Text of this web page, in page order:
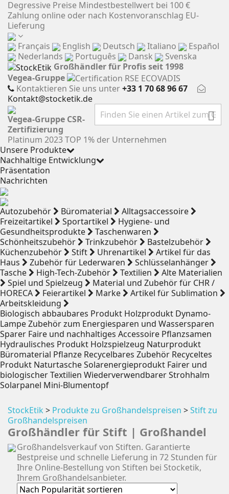
Degressive Preise Mindestbestellwert bei 100 €
Zahlung online oder nach Kostenvoranschlag EU-
Lieferung
Français
English Deutsch Italiano
Español
Nederlands
Português Dansk
Svenska
Großhändler für Profis seit 1998
Vegea-Gruppe
Kontaktieren Sie uns unter+33 1 70 68 96 67
Kontakt@stocketik.de

Vegea-Gruppe CSR-
Zertifizierung
Platinum 2023TOP 1% der Unternehmen
Unsere Produkte
Nachhaltige Entwicklung
Präsentation
Nachrichten
Autozubehör Büromaterial
Alltagsaccessoire
Freizeitartikel
Sportartikel
Hygiene- und
Gesundheitsprodukte
Taschenwaren
Schönheitszubehör
Trinkzubehör
Bastelzubehör
Küchenzubehör
Stift Uhrenartikel
Artikel für das
Haus
Zubehör für Lederwaren
Schlüsselanhänger
Tasche
High-Tech-Zubehör Textilien
Alte Materialien
Spiel und Spielzeug
Material und Zubehör für CHR /
HORECA
Feierartikel Marke
Artikel für Sublimation
Arbeitskleidung
Biologisch abbaubares Produkt Holzprodukt Dynamo-
LampeZubehör zum Energiesparen und Wassersparen
Sparer Faire und nachhaltiges Accessoire Pflanzsamen
Hydraulisches Produkt Holzspielzeug Naturprodukt
Büromaterial Pflanze Recycelbares Zubehör Recyceltes
Produkt NaturtascheSolarenergieprodukt Fairer und
biologischer Textilien Wiederverwendbarer Strohhalm
Solarpanel Mini-Blumentopf
StockEtik > Produkte zu Großhandelspreisen >Stift zu
Großhandelspreisen
Großhändler für Stift | Großhandel
Großhandelsverkauf von Stiften. Garantierte
Bestpreise und schnelle Lieferung in 72 Stunden für
Ihre Online-Bestellung von Stiften bei Stocketik,
Ihrem Großhandelsanbieter.
Cookie-Einstellungen